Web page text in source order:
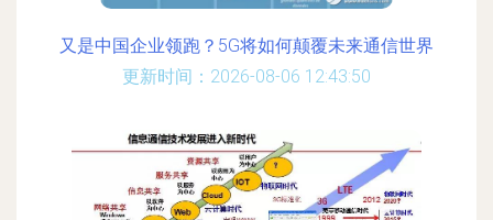
又是中国企业领跑？5G将如何颠覆未来通信世界
更新时间：2026-08-06 12:43:50